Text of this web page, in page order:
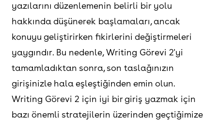
yazılarını düzenlemenin belirli bir yolu
hakkında düşünerek başlamaları, ancak
konuyu geliştirirken fikirlerini değiştirmeleri
yaygındır. Bu nedenle, Writing Görevi 2'yi
tamamladıktan sonra, son taslağınızın
girişinizle hala eşleştiğinden emin olun.
Writing Görevi 2 için iyi bir giriş yazmak için
bazı önemli stratejilerin üzerinden geçtiğimize